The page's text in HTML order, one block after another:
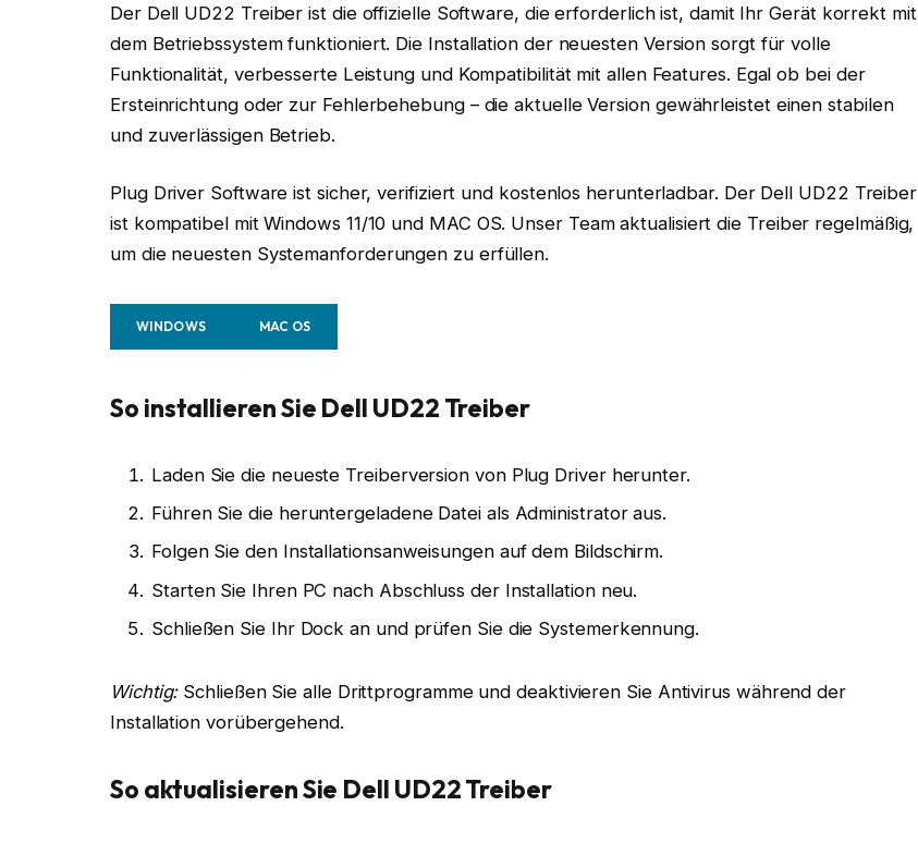
Der Dell UD22 Treiber ist die offizielle Software, die erforderlich ist, damit Ihr Gerät korrekt mit
dem Betriebssystem funktioniert. Die Installation der neuesten Version sorgt für volle
Funktionalität, verbesserte Leistung und Kompatibilität mit allen Features. Egal ob bei der
Ersteinrichtung oder zur Fehlerbehebung – die aktuelle Version gewährleistet einen stabilen
und zuverlässigen Betrieb.
Plug Driver Software ist sicher, verifiziert und kostenlos herunterladbar. Der Dell UD22 Treiber
ist kompatibel mit Windows 11/10 und MAC OS. Unser Team aktualisiert die Treiber regelmäßig,
um die neuesten Systemanforderungen zu erfüllen.
WINDOWS MAC OS
So installieren Sie Dell UD22 Treiber
Laden Sie die neueste Treiberversion von Plug Driver herunter.
Führen Sie die heruntergeladene Datei als Administrator aus.
Folgen Sie den Installationsanweisungen auf dem Bildschirm.
Starten Sie Ihren PC nach Abschluss der Installation neu.
Schließen Sie Ihr Dock an und prüfen Sie die Systemerkennung.
Wichtig:Schließen Sie alle Drittprogramme und deaktivieren Sie Antivirus während der
Installation vorübergehend.
So aktualisieren Sie Dell UD22 Treiber